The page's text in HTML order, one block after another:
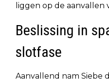
liggen op de aanvallen
Beslissing in
slotfase
Aanvallend nam Siebe